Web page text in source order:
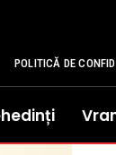
POLITICĂ DE